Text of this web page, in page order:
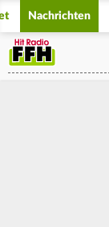
Nachrichten